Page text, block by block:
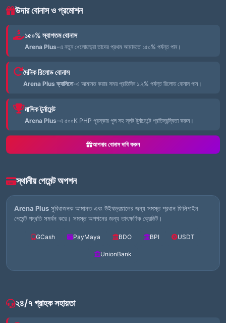
উদার বোনাস ও প্রমোশন
১৫০% স্বাগতম বোনাস
Arena Plus-এ নতুন খেলোয়াড়রা তাদের প্রথম আমানতে ১৫০% পর্যন্ত পান।
দৈনিক রিলোড বোনাস
Arena Plus ক্যাসিনো-এ আমানত করার সময় প্রতিদিন ১.২% পর্যন্ত রিলোড বোনাস পান।
মাসিক টুর্নামেন্ট
Arena Plus-এ ৫০০K PHP পুরস্কার পুল সহ স্লট টুর্নামেন্টে প্রতিদ্বন্দ্বিতা করুন।
আপনার বোনাস দাবি করুন
স্থানীয় পেমেন্ট অপশন
Arena Plus সুবিধাজনক আমানত এবং উইথড্রয়ালের জন্য সমস্ত প্রধান ফিলিপাইন
পেমেন্ট পদ্ধতি সমর্থন করে। সমস্ত অপশনের জন্য তাৎক্ষণিক ক্রেডিট।
GCash PayMaya BDO BPI USDT
UnionBank
২৪/৭ গ্রাহক সহায়তা